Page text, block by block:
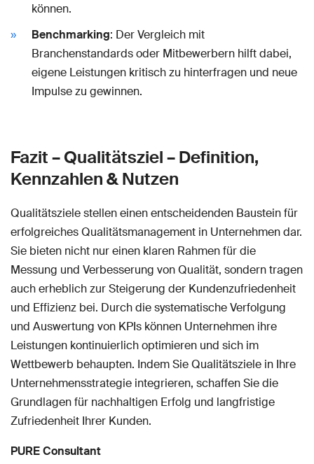
können.
Benchmarking: Der Vergleich mit
Branchenstandards oder Mitbewerbern hilft dabei,
eigene Leistungen kritisch zu hinterfragen und neue
Impulse zu gewinnen.
Fazit – Qualitätsziel – Definition,
Kennzahlen & Nutzen
Qualitätsziele stellen einen entscheidenden Baustein für
erfolgreiches Qualitätsmanagement in Unternehmen dar.
Sie bieten nicht nur einen klaren Rahmen für die
Messung und Verbesserung von Qualität, sondern tragen
auch erheblich zur Steigerung der Kundenzufriedenheit
und Effizienz bei. Durch die systematische Verfolgung
und Auswertung von KPIs können Unternehmen ihre
Leistungen kontinuierlich optimieren und sich im
Wettbewerb behaupten. Indem Sie Qualitätsziele in Ihre
Unternehmensstrategie integrieren, schaffen Sie die
Grundlagen für nachhaltigen Erfolg und langfristige
Zufriedenheit Ihrer Kunden.
PURE Consultant